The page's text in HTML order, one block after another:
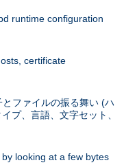
runtime configuration
certificate
ファイルの振る舞い (ハ
プ、言語、文字セット、
looking at a few bytes